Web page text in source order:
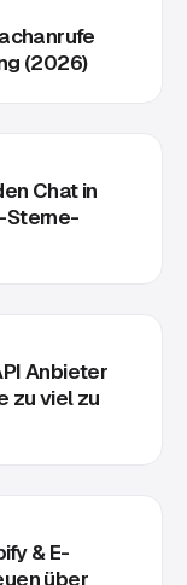
(2026)
Chat in
Sterne-
Anbieter
zu viel zu
& E-
über